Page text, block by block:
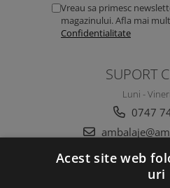
Vreau sa primesc
magazinului. Afla mai
Confidentialitate
SUPORT
Luni -
0747
MAGAZINUL
Acest site web
uri